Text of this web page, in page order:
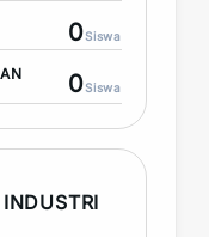
0Siswa
0Siswa